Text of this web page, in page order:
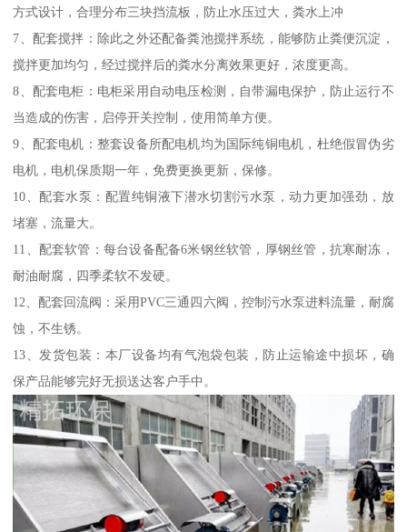
方式设计，合理分布三块挡流板，防止水压过大，粪水上冲
7、配套搅拌：除此之外还配备粪池搅拌系统，能够防止粪便沉淀，
搅拌更加均匀，经过搅拌后的粪水分离效果更好，浓度更高。
8、配套电柜：电柜采用自动电压检测，自带漏电保护，防止运行不
当造成的伤害，启停开关控制，使用简单方便。
9、配套电机：整套设备所配电机均为国际纯铜电机，杜绝假冒伪劣
电机，电机保质期一年，免费更换更新，保修。
10、配套水泵：配置纯铜液下潜水切割污水泵，动力更加强劲，放
堵塞，流量大。
11、配套软管：每台设备配备6米钢丝软管，厚钢丝管，抗寒耐冻，
耐油耐腐，四季柔软不发硬。
12、配套回流阀：采用PVC三通四六阀，控制污水泵进料流量，耐腐
蚀，不生锈。
13、发货包装：本厂设备均有气泡袋包装，防止运输途中损坏，确
保产品能够完好无损送达客户手中。